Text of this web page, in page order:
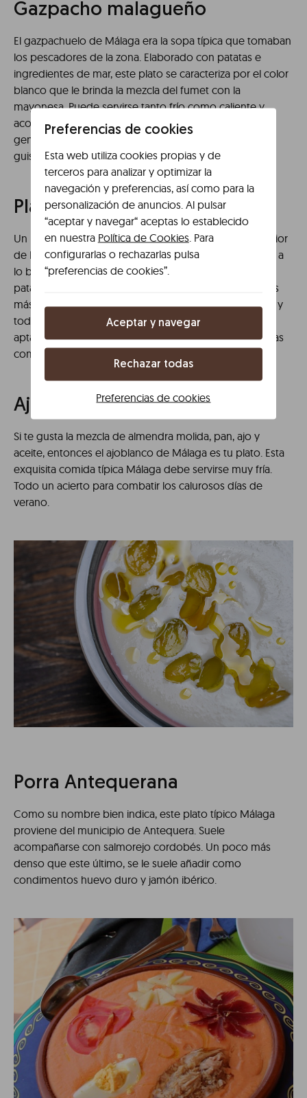
Gazpacho malagueño
El gazpachuelo de Málaga era la sopa típica que tomaban
los pescadores de la zona. Elaborado con patatas e
ingredientes de mar, este plato se caracteriza por el color
blanco que le brinda la mezcla del fumet con la
mayonesa. Puede servirse tanto frío como caliente y
acompañarse de arroz o picatostes de pan, pero
generalmente se sirve con patata, merluza, gamba y
guisantes.
Plato de los Montes Málaga
Un plato muy contundente típico de las zonas de interior
de Málaga. Se le conoce popularmente como ‘huevos a
lo bestia’ ya que la base principal con los huevos y
patatas a los que se les añade un sinfín de ingredientes
más como lomo con manteca, chorizo, morcilla, migas y
todo lo que dé de sí nuestra imaginación. Una bomba
apta para todas aquellas personas que les apasionen las
comidas copiosas.
Ajoblanco de Málaga
Si te gusta la mezcla de almendra molida, pan, ajo y
aceite, entonces el ajoblanco de Málaga es tu plato. Esta
exquisita comida típica Málaga debe servirse muy fría.
Todo un acierto para combatir los calurosos días de
verano.
Porra Antequerana
Como su nombre bien indica, este plato típico Málaga
proviene del municipio de Antequera. Suele
acompañarse con salmorejo cordobés. Un poco más
denso que este último, se le suele añadir como
condimentos huevo duro y jamón ibérico.
Preferencias de cookies
Esta web utiliza cookies propias y de
terceros para analizar y optimizar la
navegación y preferencias, así como para la
personalización de anuncios. Al pulsar
“aceptar y navegar“ aceptas lo establecido
en nuestra Política de Cookies. Para
configurarlas o rechazarlas pulsa
“preferencias de cookies”.
Aceptar y navegar
Rechazar todas
Preferencias de cookies